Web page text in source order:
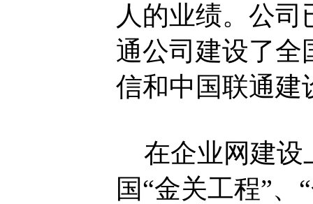
人的业绩。公
通公司建设了全
信和中国联通建
在企业网建设
国“金关工程”、